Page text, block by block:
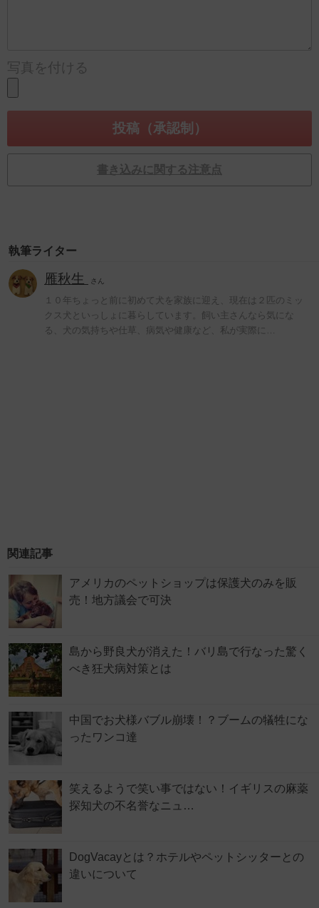
写真を付ける
書き込みに関する注意点
執筆ライター
雁秋生 さん
１０年ちょっと前に初めて犬を家族に迎え、現在は２匹のミッ
クス犬といっしょに暮らしています。飼い主さんなら気にな
る、犬の気持ちや仕草、病気や健康など、私が実際に…
関連記事
アメリカのペットショップは保護犬のみを販
売！地方議会で可決
島から野良犬が消えた！バリ島で行なった驚く
べき狂犬病対策とは
中国でお犬様バブル崩壊！？ブームの犠牲にな
ったワンコ達
笑えるようで笑い事ではない！イギリスの麻薬
探知犬の不名誉なニュ…
DogVacayとは？ホテルやペットシッターとの
違いについて